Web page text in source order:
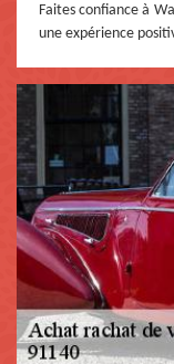
Faites confiance à
une expérience